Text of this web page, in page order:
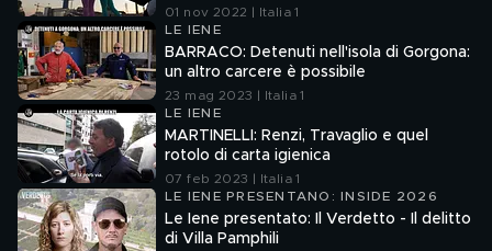
tre emergenze
01 nov 2022 | Italia 1
LE IENE
BARRACO: Detenuti nell'isola di Gorgona:
un altro carcere è possibile
23 mag 2023 | Italia 1
LE IENE
MARTINELLI: Renzi, Travaglio e quel
rotolo di carta igienica
07 feb 2023 | Italia 1
LE IENE PRESENTANO: INSIDE 2026
Le Iene presentato: Il Verdetto - Il delitto
di Villa Pamphili